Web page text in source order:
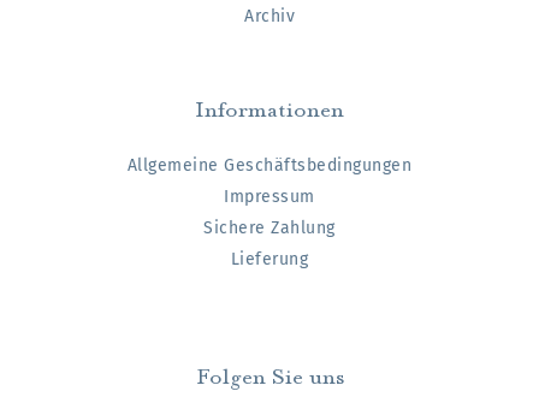
Archiv
Informationen
Allgemeine Geschäftsbedingungen
Impressum
Sichere Zahlung
Lieferung
Folgen Sie uns